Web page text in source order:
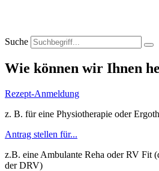
Suche
Wie können wir Ihnen
Rezept-Anmeldung
z. B. für eine Physiotherapie oder
Antrag stellen für...
z.B. eine Ambulante Reha oder RV Fit
der DRV)